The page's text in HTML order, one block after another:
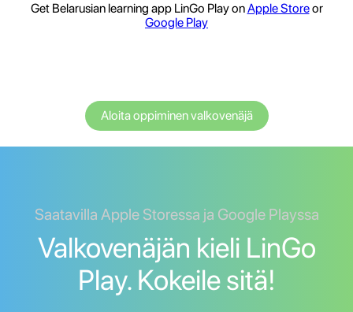
Get Belarusian learning app LinGo Play onApple Storeor
Google Play
Aloita oppiminen valkovenäjä
Saatavilla Apple Storessa ja Google Playssa
Valkovenäjän kieli LinGo
Play. Kokeile sitä!